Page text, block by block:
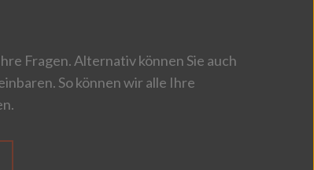
Fragen. Alternativ können Sie auch
So können wir alle Ihre